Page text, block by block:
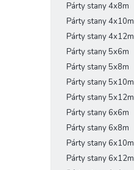
Párty stany 4x8m
Párty stany 4x10m
Párty stany 4x12m
Párty stany 5x6m
Párty stany 5x8m
Párty stany 5x10m
Párty stany 5x12m
Párty stany 6x6m
Párty stany 6x8m
Párty stany 6x10m
Párty stany 6x12m